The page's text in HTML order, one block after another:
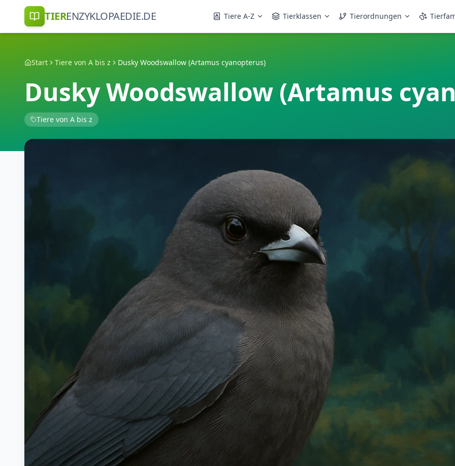
TIERENZYKLOPAEDIE.DE Tiere A-Z Tierklassen Tierordnungen
Start Tiere von A bis z Dusky Woodswallow (Artamus cyanopterus)
Dusky Woodswallow (Artamus
Tiere von A bis z